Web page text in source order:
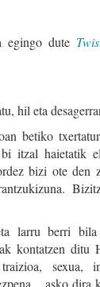
egingo dute
hil eta
betiko
itzal haietatik
bizi ote den
larru berri bila
kontatzen ditu
sexua,
asko dira